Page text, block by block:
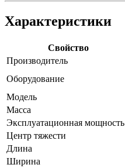
Характеристики
Свойство
Производитель
Оборудование
Модель
Масса
Эксплуатационная мощность
Центр тяжести
Длина
Ширина